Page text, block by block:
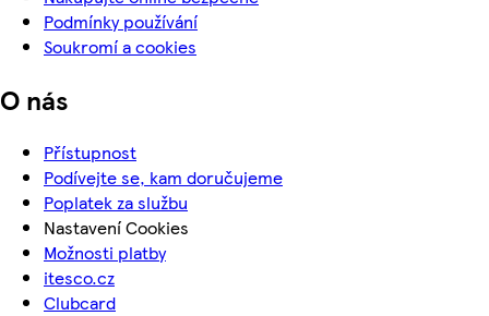
Podmínky používání
Soukromí a cookies
O nás
Přístupnost
Podívejte se, kam doručujeme
Poplatek za službu
Nastavení Cookies
Možnosti platby
itesco.cz
Clubcard